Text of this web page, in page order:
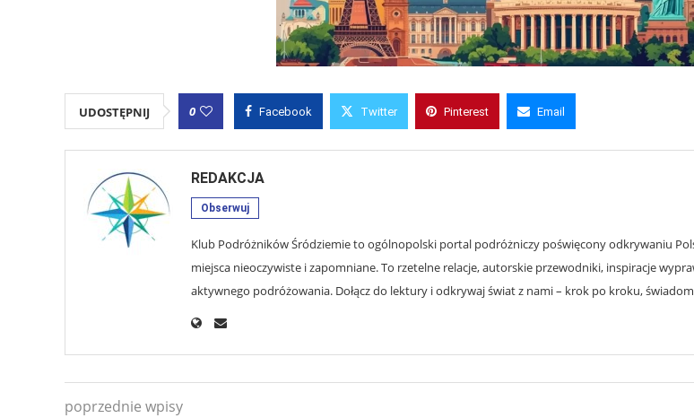
UDOSTĘPNIJ 0 Facebook Twitter Pinterest Email
REDAKCJA
Obserwuj
Klub Podróżników Śródziemie to ogólnopolski portal podróżniczy poświęcony odkrywaniu
miejsca nieoczywiste i zapomniane. To rzetelne relacje, autorskie przewodniki, inspiracje
aktywnego podróżowania. Dołącz do lektury i odkrywaj świat z nami – krok po kroku,
poprzednie wpisy